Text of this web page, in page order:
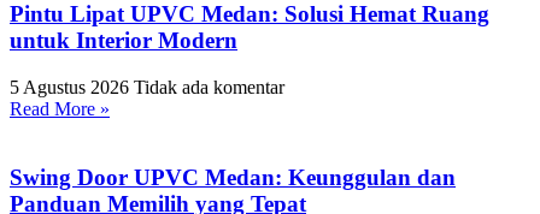
Pintu Lipat UPVC Medan: Solusi Hemat Ruang
untuk Interior Modern
5 Agustus 2026 Tidak ada komentar
Read More »
Swing Door UPVC Medan: Keunggulan dan
Panduan Memilih yang Tepat